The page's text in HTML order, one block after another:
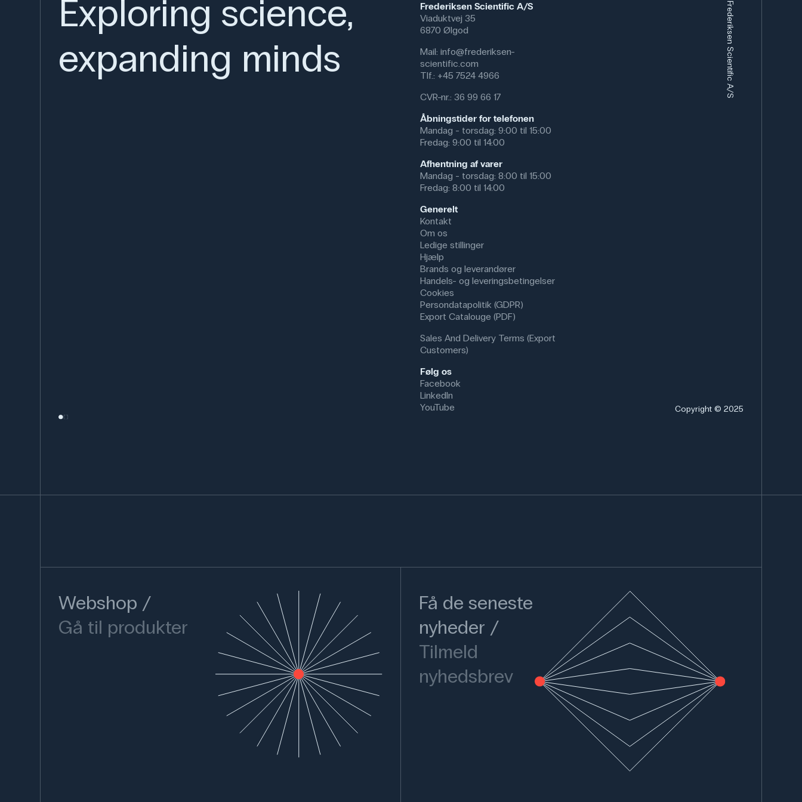
af andre metaller for at demonstrere forskelle i reaktivitet og spænding.
Specifikationer
Dimensioner: (l x b) 87 mm x 50 mm
Materiale: Aluminium
Længde (mm): 87 mm
Exploring science,
expanding minds
Frederiksen Scientific A/S
Viaduktvej 35
6870 Ølgod
Mail: info@frederiksen-
scientific.com
Tlf.: +45 7524 4966
CVR-nr.: 36 99 66 17
Åbningstider for telefonen
Mandag - torsdag: 9:00 til 15:00
Fredag: 9:00 til 14:00
Afhentning af varer
Mandag - torsdag: 8:00 til 15:00
Fredag: 8:00 til 14:00
Generelt
Kontakt
Om os
Ledige stillinger
Hjælp
Brands og leverandører
Handels- og leveringsbetingelser
Cookies
Persondatapolitik (GDPR)
Export Catalouge (PDF)
Sales And Delivery Terms (Export
Customers)
Følg os
Facebook
LinkedIn
YouTube
Frederiksen Scientific A/S
Copyright © 2025
Webshop
Gå til produkter
Få de seneste
nyheder
Tilmeld
nyhedsbrev